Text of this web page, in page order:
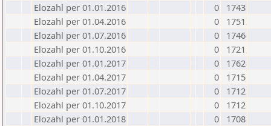
Elozahl per 01.01.2016
0
1743
Elozahl per 01.04.2016
0
1751
Elozahl per 01.07.2016
0
1746
Elozahl per 01.10.2016
0
1721
Elozahl per 01.01.2017
0
1762
Elozahl per 01.04.2017
0
1715
Elozahl per 01.07.2017
0
1712
Elozahl per 01.10.2017
0
1712
Elozahl per 01.01.2018
0
1708